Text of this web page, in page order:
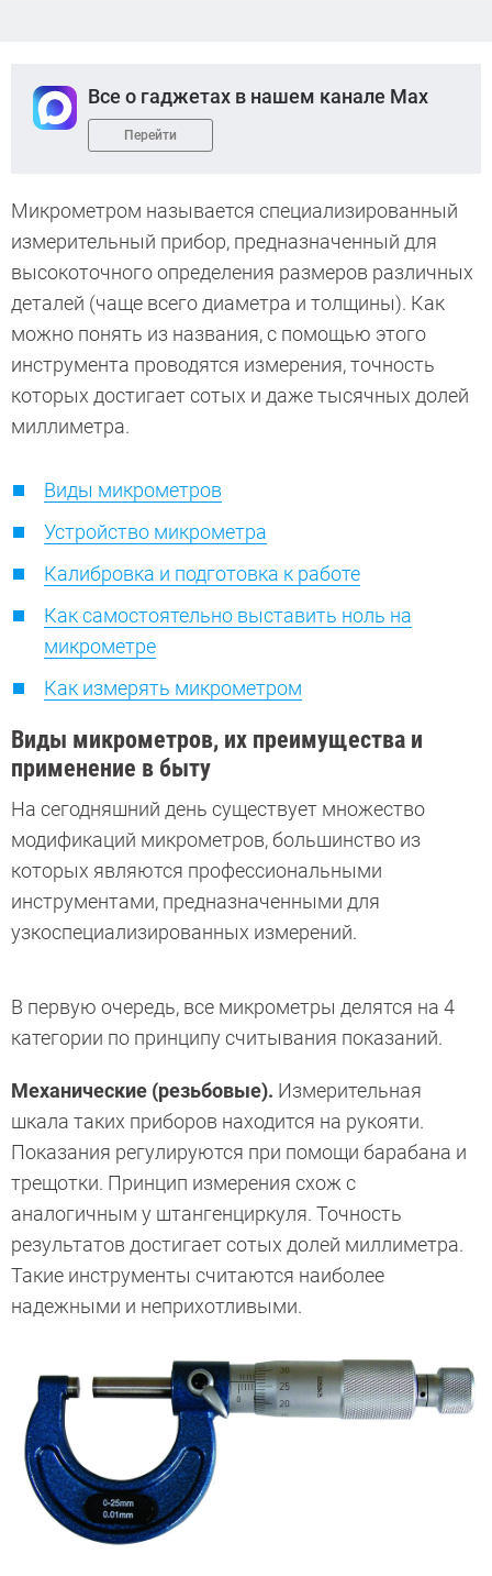
Все о гаджетах в нашем канале Max
Перейти
Микрометром называется специализированный
измерительный прибор, предназначенный для
высокоточного определения размеров различных
деталей (чаще всего диаметра и толщины). Как
можно понять из названия, с помощью этого
инструмента проводятся измерения, точность
которых достигает сотых и даже тысячных долей
миллиметра.
Виды микрометров
Устройство микрометра
Калибровка и подготовка к работе
Как самостоятельно выставить ноль на
микрометре
Как измерять микрометром
Виды микрометров, их преимущества и
применение в быту
На сегодняшний день существует множество
модификаций микрометров, большинство из
которых являются профессиональными
инструментами, предназначенными для
узкоспециализированных измерений.
В первую очередь, все микрометры делятся на 4
категории по принципу считывания показаний.
Механические (резьбовые). Измерительная
шкала таких приборов находится на рукояти.
Показания регулируются при помощи барабана и
трещотки. Принцип измерения схож с
аналогичным у штангенциркуля. Точность
результатов достигает сотых долей миллиметра.
Такие инструменты считаются наиболее
надежными и неприхотливыми.